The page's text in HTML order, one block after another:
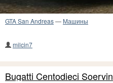
GTA San Andreas— Машины
milcin7
Bugatti Centodieci Soervin